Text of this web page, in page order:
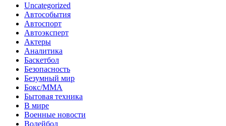
Uncategorized
Автособытия
Автоспорт
Автоэксперт
Актеры
Аналитика
Баскетбол
Безопасность
Безумный мир
Бокс/MMA
Бытовая техника
В мире
Военные новости
Волейбол